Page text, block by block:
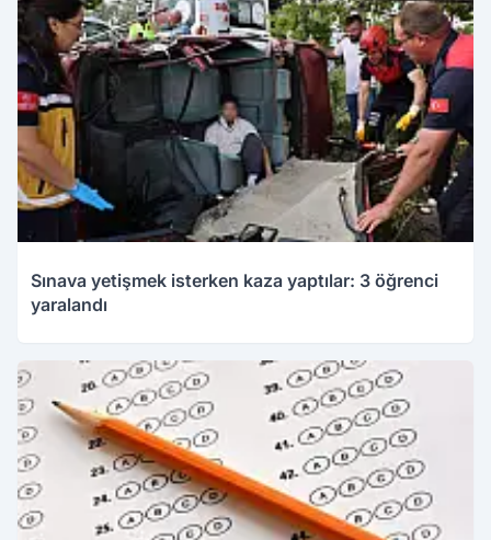
Sınava yetişmek isterken kaza yaptılar: 3 öğrenci
yaralandı